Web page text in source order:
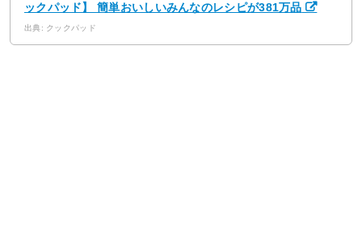
ックパッド】 簡単おいしいみんなのレシピが381万品
出典: クックパッド